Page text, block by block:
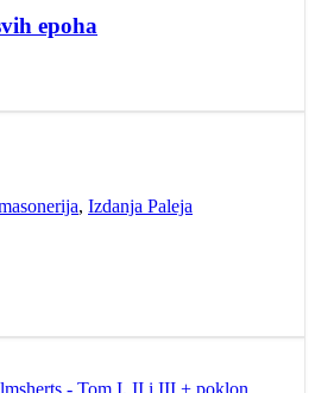
epoha
, Izdanja Paleja